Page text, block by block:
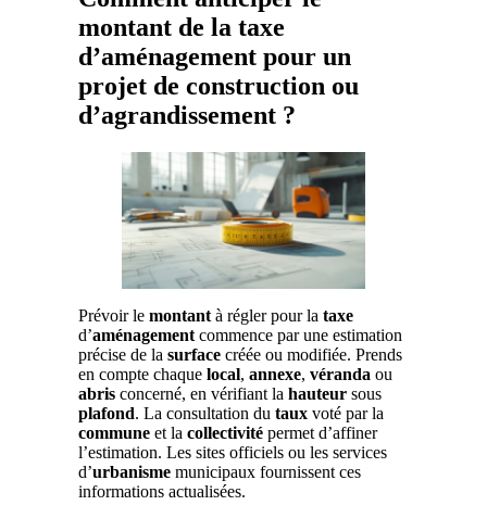
montant de la taxe
d’aménagement pour un
projet de construction ou
d’agrandissement ?
Prévoir le montant à régler pour la taxe
d’aménagement commence par une estimation
précise de la surface créée ou modifiée. Prends
en compte chaque local, annexe, véranda ou
abris concerné, en vérifiant la hauteur sous
plafond. La consultation du taux voté par la
commune et la collectivité permet d’affiner
l’estimation. Les sites officiels ou les services
d’urbanisme municipaux fournissent ces
informations actualisées.